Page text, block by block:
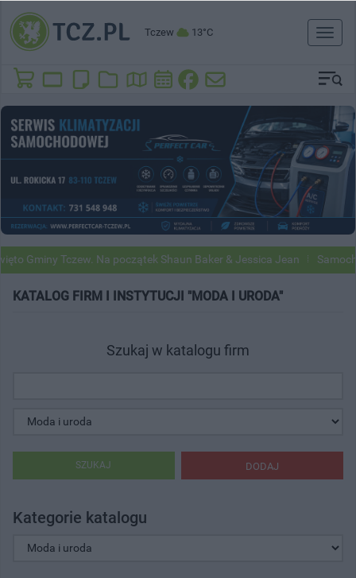
Tczew 13°C
Toggle
Gminy Tczew. Na początek Shaun Baker & Jessica Jean
KATALOG FIRM I INSTYTUCJI "MODA I URODA"
Szukaj w katalogu firm
DODAJ
SZUKAJ
Kategorie katalogu